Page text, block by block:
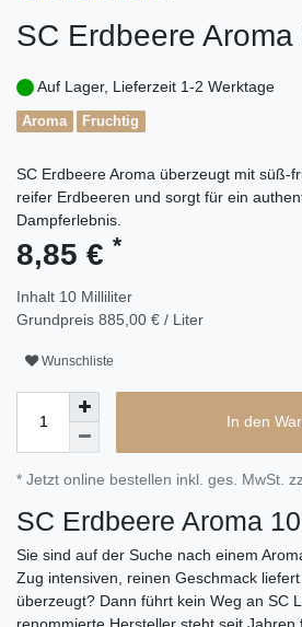
SC Erdbeere Aroma
Auf Lager, Lieferzeit 1-2 Werktage
Aroma Fruchtig
SC Erdbeere Aroma überzeugt mit süß-
reifer Erdbeeren und sorgt für ein
Dampferlebnis.
8,85 € *
Inhalt 10 Milliliter
Grundpreis 885,00 € / Liter
Wunschliste
In den
* Jetzt online bestellen inkl. ges. MwSt.
SC Erdbeere Aroma
Sie sind auf der Suche nach einem
Zug intensiven, reinen Geschmack
überzeugt? Dann führt kein Weg an SC
renommierte Hersteller steht seit Jahren